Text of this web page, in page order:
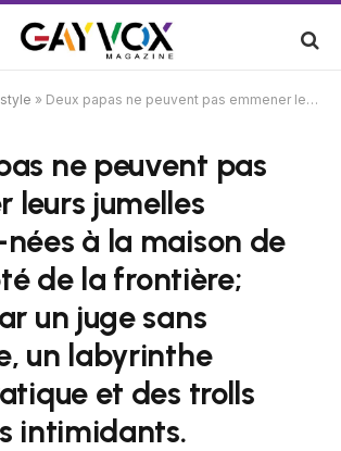
» Deux papas ne peuvent pas emmener leurs jumelles nouveau-nées à la maison de l’autre côté de la frontière; Bloqué par un juge sans vergogne, un labyrinthe bureaucratique et des trolls anti-gays intimidants.
ne peuvent pas
leurs jumelles
à la maison de
de la frontière;
un juge sans
un labyrinthe
et des trolls
intimidants.